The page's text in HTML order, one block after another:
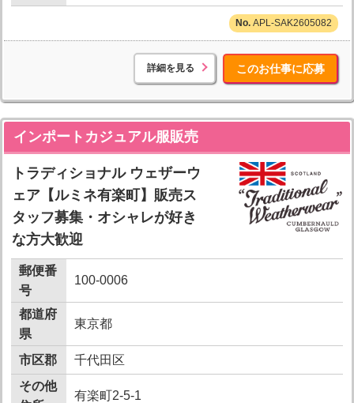
APL-SAK2605082
詳細を見る このお仕事に応募
インポートカジュアル服販売
トラディショナル ウェザーウ
ェア【ルミネ有楽町】販売ス
タッフ募集・オシャレが好き
な方大歓迎
郵便番
号
100-0006
都道府
県
東京都
市区郡
千代田区
その他
有楽町2-5-1